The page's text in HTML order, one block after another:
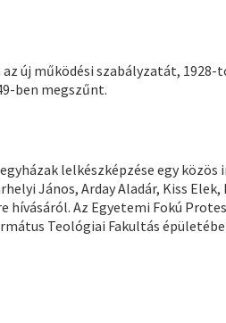
új működési szabályzatát, 1928-
ben megszűnt.
lelkészképzése egy közös
János, Arday Aladár, Kiss Elek,
hívásáról. Az Egyetemi Fokú
Teológiai Fakultás